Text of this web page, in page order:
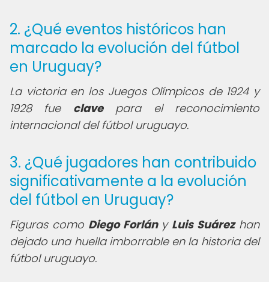
2. ¿Qué eventos históricos han
marcado la evolución del fútbol
en Uruguay?
La victoria en los Juegos Olímpicos de 1924 y
1928 fue clavepara el reconocimiento
internacional del fútbol uruguayo.
3. ¿Qué jugadores han contribuido
significativamente a la evolución
del fútbol en Uruguay?
Figuras como Diego Forlány Luis Suárezhan
dejado una huella imborrable en la historia del
fútbol uruguayo.